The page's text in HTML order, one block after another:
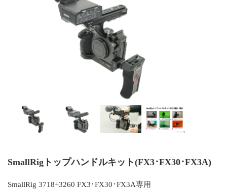
SmallRigトップハンドルキット(FX3･FX30･FX3A)
SmallRig 3718+3260 FX3･FX30･FX3A専用